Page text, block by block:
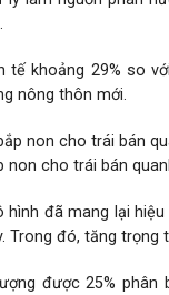
tế khoảng 29% so
nông thôn mới.
non cho trái bán
hình đã mang lại
Trong đó, tăng
được 25%